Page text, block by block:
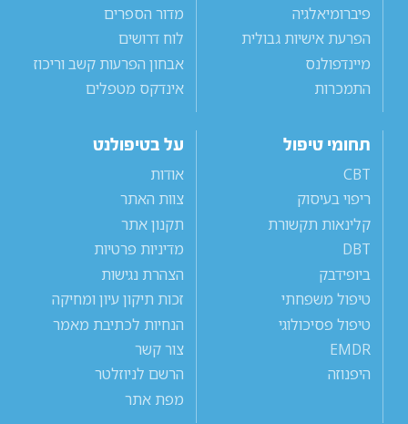
פיברומיאלגיה
הפרעת אישיות גבולית
מיינדפולנס
התמכרות
מדור הספרים
לוח דרושים
אבחון הפרעות קשב וריכוז
אינדקס מטפלים
תחומי טיפול
CBT
ריפוי בעיסוק
קלינאות תקשורת
DBT
ביופידבק
טיפול משפחתי
טיפול פסיכולוגי
EMDR
היפנוזה
על בטיפולנט
אודות
צוות האתר
תקנון אתר
מדיניות פרטיות
הצהרת נגישות
זכות תיקון עיון ומחיקה
הנחיות לכתיבת מאמר
צור קשר
הרשם לניוזלטר
מפת אתר